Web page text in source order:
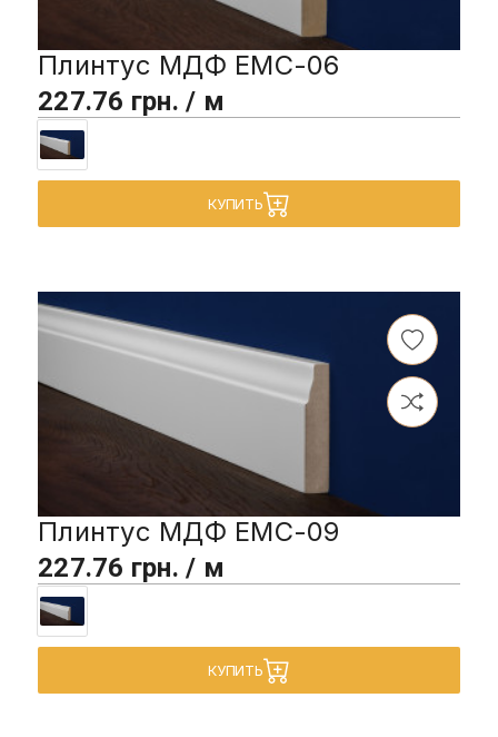
Плинтус МДФ EMC-06
227.76 грн. / м
КУПИТЬ
Плинтус МДФ EMC-09
227.76 грн. / м
КУПИТЬ